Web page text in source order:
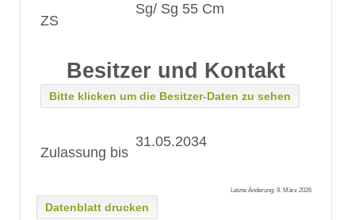
ZS
Sg/ Sg 55 Cm
Besitzer und Kontakt
Bitte klicken um die Besitzer-Daten zu sehen
Zulassung bis
31.05.2034
Letzte Änderung: 9. März 2026
Datenblatt drucken